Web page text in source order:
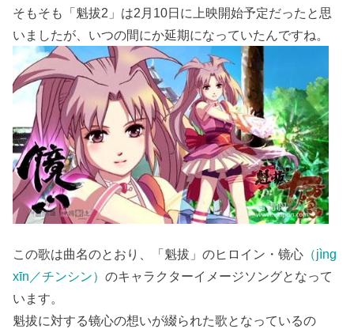
そもそも「魁拔2」は2月10日に上映開始予定だったと思
いましたが、いつの間にか延期になっていたんですね。
この歌は曲名のとおり、「魁拔」のヒロイン・镜心 （jìng
xīn／チンシン）のキャラクターイメージソングとなって
います。
魁拔に対する镜心の想いが綴られた歌となっているの